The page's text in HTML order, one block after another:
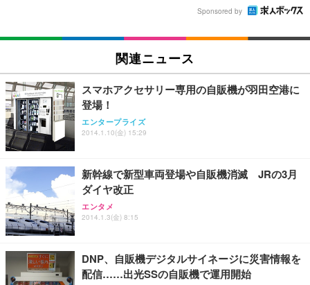
Sponsored by
関連ニュース
スマホアクセサリー専用の自販機が羽田空港に
登場！
エンタープライズ
2014.1.10(金) 15:29
新幹線で新型車両登場や自販機消滅 JRの3月
ダイヤ改正
エンタメ
2014.1.3(金) 8:15
DNP、自販機デジタルサイネージに災害情報を
配信……出光SSの自販機で運用開始